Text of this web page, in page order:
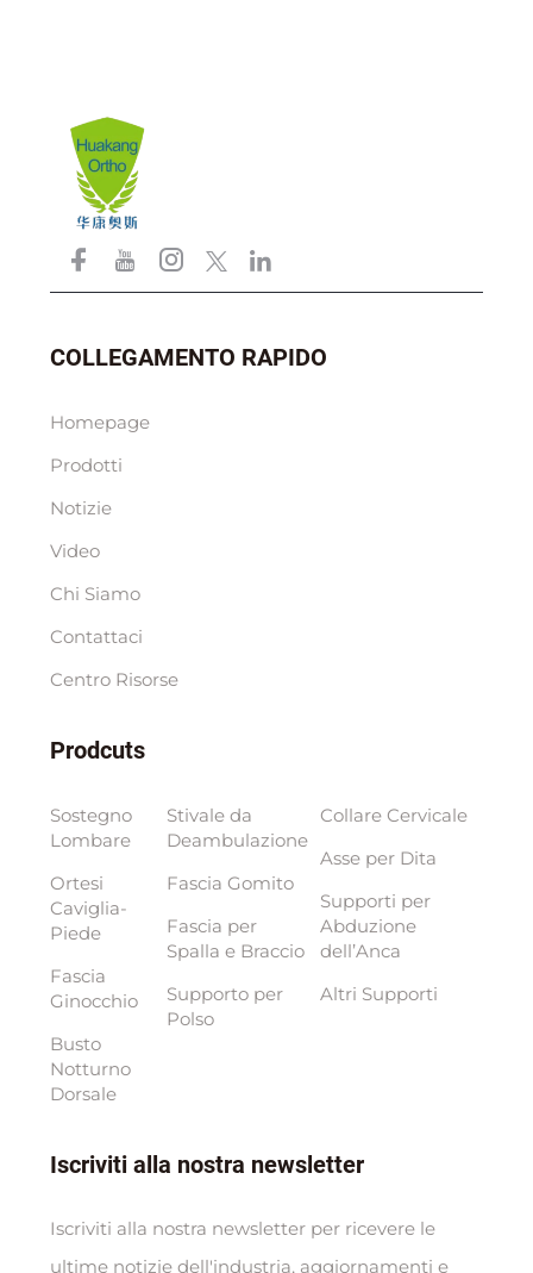
COLLEGAMENTO RAPIDO
Homepage
Prodotti
Notizie
Video
Chi Siamo
Contattaci
Centro Risorse
Prodcuts
Sostegno
Lombare
Ortesi
Caviglia-
Piede
Fascia
Ginocchio
Busto
Notturno
Dorsale
Stivale da
Deambulazione
Fascia Gomito
Fascia per
Spalla e Braccio
Supporto per
Polso
Collare Cervicale
Asse per Dita
Supporti per
Abduzione
dell’Anca
Altri Supporti
Iscriviti alla nostra newsletter
Iscriviti alla nostra newsletter per ricevere le
ultime notizie dell'industria, aggiornamenti e